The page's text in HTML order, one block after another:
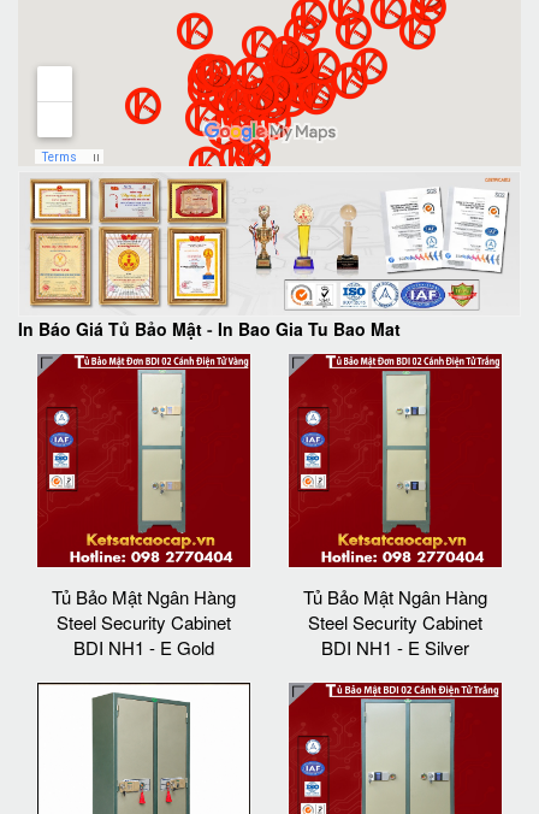
In Báo Giá Tủ Bảo Mật - In Bao Gia Tu Bao Mat
Tủ Bảo Mật Ngân Hàng
Steel Security Cabinet
BDI NH1 - E Gold
Tủ Bảo Mật Ngân Hàng
Steel Security Cabinet
BDI NH1 - E Silver